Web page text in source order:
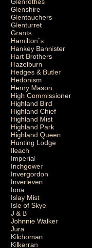
Glenshire
Glentauchers
Glenturret
Grants
Hamilton`s
Hankey Bannister
Hart Brothers
Hazelburn
Hedges & Butler
Hedonism
Henry Mason
High Commissioner
Highland Bird
Highland Chief
Highland Mist
Highland Park
Highland Queen
Hunting Lodge
Ileach
Imperial
Inchgower
Invergordon
Inverleven
Iona
Islay Mist
Isle of Skye
J & B
Johnnie Walker
Jura
Kilchoman
Kilkerran